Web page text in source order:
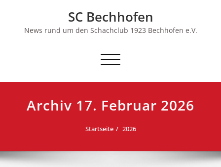
SC Bechhofen
News rund um den Schachclub 1923 Bechhofen e.V.
Schalte
Archiv 17. Februar 2026
Startseite 2026